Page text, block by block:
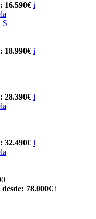
16.590€ i
S
18.990€ i
28.390€ i
32.490€ i
78.000€ i